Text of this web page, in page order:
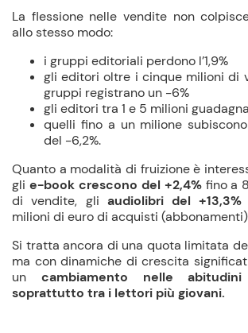
La flessione nelle vendite non
allo stesso modo:
i gruppi editoriali perdono l’1,9%
gli editori oltre i cinque milioni di
gruppi registrano un -6%
gli editori tra 1 e 5 milioni
quelli fino a un milione
del -6,2%.
Quanto a modalità di fruizione è
gli e-book crescono del +2,4%fino a
di vendite, gli audiolibri del +13,3%
milioni di euro di acquisti
Si tratta ancora di una quota limitata
ma con dinamiche di crescita
un cambiamento nelle
soprattutto tra i lettori più giovani.